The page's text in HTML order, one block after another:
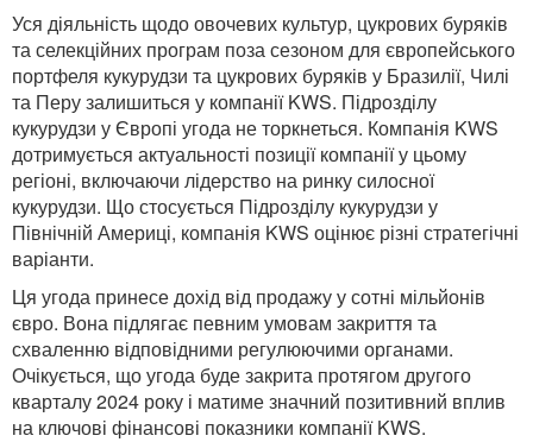
Уся діяльність щодо овочевих культур, цукрових буряків
та селекційних програм поза сезоном для європейського
портфеля кукурудзи та цукрових буряків у Бразилії, Чилі
та Перу залишиться у компанії KWS. Підрозділу
кукурудзи у Європі угода не торкнеться. Компанія KWS
дотримується актуальності позиції компанії у цьому
регіоні, включаючи лідерство на ринку силосної
кукурудзи. Що стосується Підрозділу кукурудзи у
Північній Америці, компанія KWS оцінює різні стратегічні
варіанти.
Ця угода принесе дохід від продажу у сотні мільйонів
євро. Вона підлягає певним умовам закриття та
схваленню відповідними регулюючими органами.
Очікується, що угода буде закрита протягом другого
кварталу 2024 року і матиме значний позитивний вплив
на ключові фінансові показники компанії KWS.